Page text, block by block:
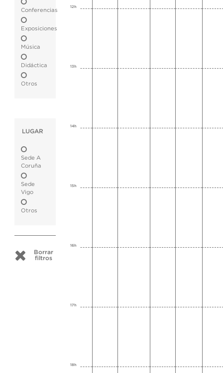
Conferencias
Exposiciones
Música
Didáctica
Otros
LUGAR
Sede A
Coruña
Sede
Vigo
Otros
Borrar
filtros
12h
13h
14h
15h
16h
17h
18h